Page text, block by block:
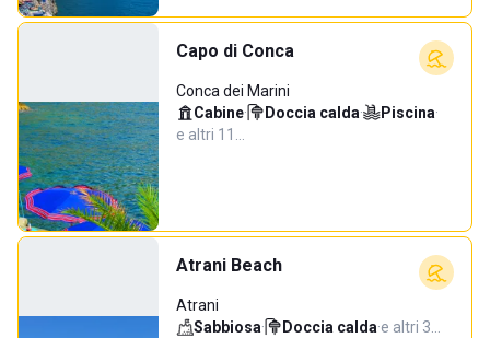
Capo di Conca
Conca dei Marini
Cabine· Doccia calda· Piscina·
e altri 11…
Atrani Beach
Atrani
Sabbiosa· Doccia calda·e altri 3…